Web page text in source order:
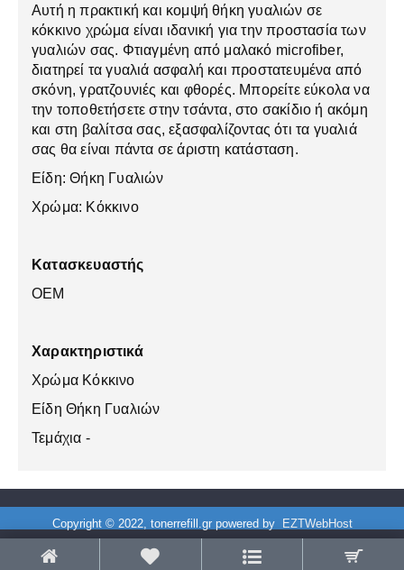
Αυτή η πρακτική και κομψή θήκη γυαλιών σε
κόκκινο χρώμα είναι ιδανική για την προστασία των
γυαλιών σας. Φτιαγμένη από μαλακό microfiber,
διατηρεί τα γυαλιά ασφαλή και προστατευμένα από
σκόνη, γρατζουνιές και φθορές. Μπορείτε εύκολα να
την τοποθετήσετε στην τσάντα, στο σακίδιο ή ακόμη
και στη βαλίτσα σας, εξασφαλίζοντας ότι τα γυαλιά
σας θα είναι πάντα σε άριστη κατάσταση.
Είδη: Θήκη Γυαλιών
Χρώμα: Κόκκινο
Κατασκευαστής
OEM
Χαρακτηριστικά
Χρώμα Κόκκινο
Είδη Θήκη Γυαλιών
Τεμάχια -
Copyright © 2022, tonerrefill.gr powered by EZTWebHost